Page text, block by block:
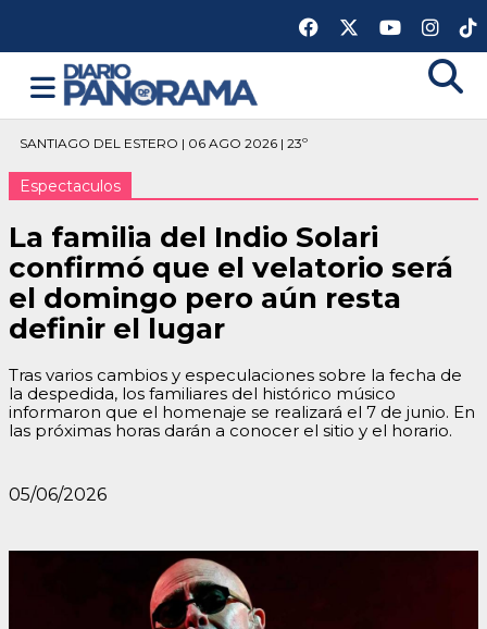
SANTIAGO DEL ESTERO | 06 AGO 2026 | 23º
Espectaculos
La familia del Indio Solari
confirmó que el velatorio será
el domingo pero aún resta
definir el lugar
Tras varios cambios y especulaciones sobre la fecha de
la despedida, los familiares del histórico músico
informaron que el homenaje se realizará el 7 de junio. En
las próximas horas darán a conocer el sitio y el horario.
05/06/2026